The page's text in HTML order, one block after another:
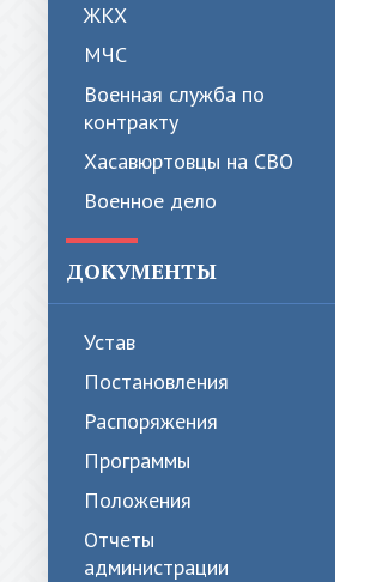
ЖКХ
МЧС
Военная служба по
контракту
Хасавюртовцы на СВО
Военное дело
ДОКУМЕНТЫ
Устав
Постановления
Распоряжения
Программы
Положения
Отчеты
администрации